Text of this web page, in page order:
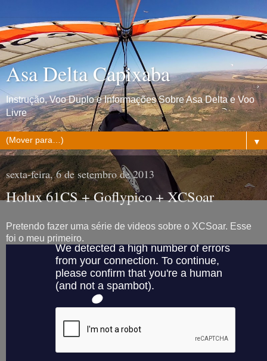
Asa Delta Capixaba
Instrução, Voo Duplo e Informações Sobre Asa Delta e Voo
Livre
▼
sexta-feira, 6 de setembro de 2013
Holux 61CS + Goflypico + XCSoar
Pretendo fazer uma série de videos sobre o XCSoar. Esse
foi o meu primeiro.